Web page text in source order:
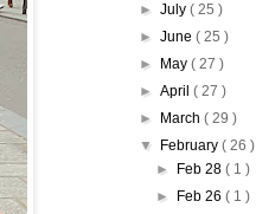
► July ( 25 )
► June ( 25 )
►
May ( 27 )
► April ( 27 )
►
March ( 29 )
▼
February ( 26 )
►
Feb 28( 1 )
►
Feb 26( 1 )